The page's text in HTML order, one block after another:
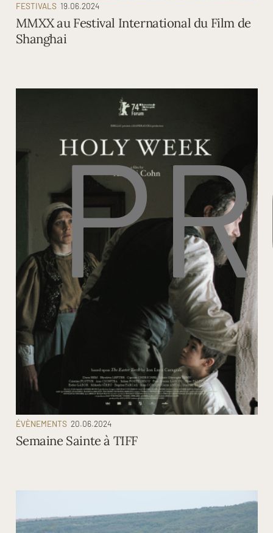
FESTIVALS 19.06.2024
MMXX au Festival International du Film de
Shanghai
ÉVÈNEMENTS 20.06.2024
Semaine Sainte à TIFF